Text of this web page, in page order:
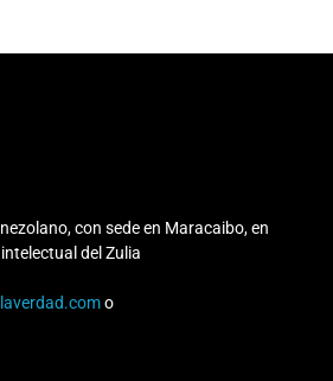
con sede en Maracaibo, en
del Zulia
o